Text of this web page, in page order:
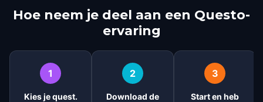
Hoe neem je deel aan een Questo-
ervaring
1
Kies je quest.
2
Download de
3
Start en heb